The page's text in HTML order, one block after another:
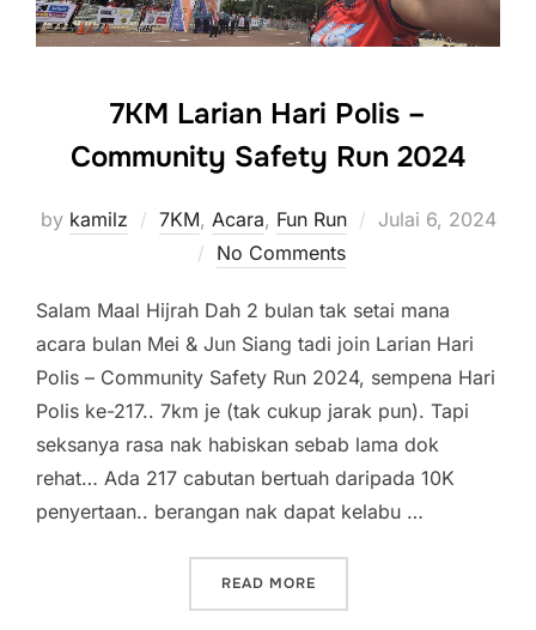
7KM Larian Hari Polis –
Community Safety Run 2024
by kamilz 7KM, Acara, Fun Run
Posted
Julai 6, 2024
No Comments
Salam Maal Hijrah Dah 2 bulan tak setai mana
acara bulan Mei & Jun Siang tadi join Larian Hari
Polis – Community Safety Run 2024, sempena Hari
Polis ke-217.. 7km je (tak cukup jarak pun). Tapi
seksanya rasa nak habiskan sebab lama dok
rehat… Ada 217 cabutan bertuah daripada 10K
penyertaan.. berangan nak dapat kelabu …
READ MORE“7KM LARIAN HARI POLIS